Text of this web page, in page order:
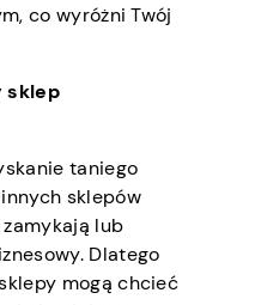
co wyróżni Twój
sklep
taniego
sklepów
lub
Dlatego
mogą chcieć